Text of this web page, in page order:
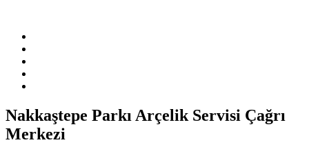
Nakkaştepe Parkı Arçelik Servisi Çağrı
Merkezi